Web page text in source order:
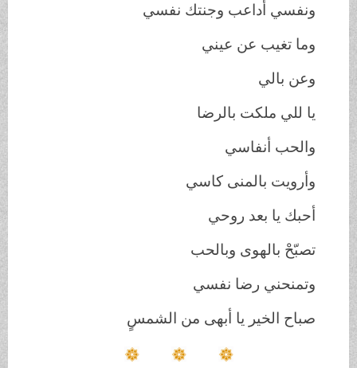
ونفسي أداعب وجنتك نفسي
وما تغيب عن عيني
وعن بالي
يا للي ملكت بالرضا
والحب أنفاسي
وأرويت بالمنى كاسي
أحبك يا بعد روحي
تصبّحْ بالهوى وبالحب
وتمنحني رضا نفسي
صباح الخير يا أبهى من الشمسٍ